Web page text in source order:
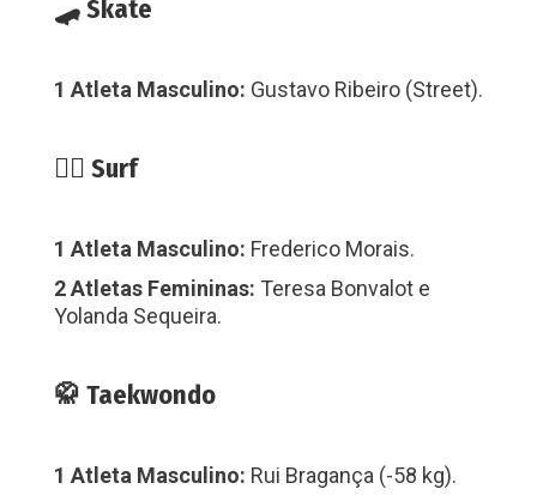
🛹 Skate
1 Atleta Masculino: Gustavo Ribeiro (Street).
🏄‍♂️ Surf
1 Atleta Masculino: Frederico Morais.
2 Atletas Femininas: Teresa Bonvalot e
Yolanda Sequeira.
🥋 Taekwondo
1 Atleta Masculino: Rui Bragança (-58 kg).